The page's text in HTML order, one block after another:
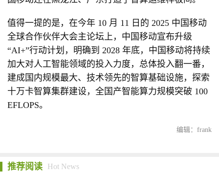
值得一提的是，在今年 10 月 11 日的 2025 中国移动
全球合作伙伴大会主论坛上，中国移动宣布升级
“AI+”行动计划，明确到 2028 年底，中国移动将持续
加大对人工智能领域的投入力度，总体投入翻一番，
建成国内规模最大、技术领先的智算基础设施，探索
十万卡智算集群建设，全国产智能算力规模突破 100
EFLOPS。
编辑：frank
推荐阅读 Hot News